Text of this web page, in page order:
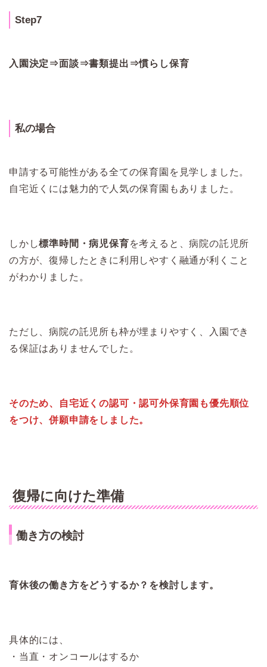
Step7
入園決定⇒面談⇒書類提出⇒慣らし保育
私の場合
申請する可能性がある全ての保育園を見学しました。
自宅近くには魅力的で人気の保育園もありました。
しかし標準時間・病児保育を考えると、病院の託児所
の方が、復帰したときに利用しやすく融通が利くこと
がわかりました。
ただし、病院の託児所も枠が埋まりやすく、入園でき
る保証はありませんでした。
そのため、自宅近くの認可・認可外保育園も優先順位
をつけ、併願申請をしました。
復帰に向けた準備
働き方の検討
育休後の働き方をどうするか？を検討します。
具体的には、
・当直・オンコールはするか